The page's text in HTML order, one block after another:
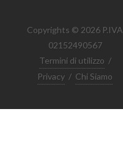
Copyrights © 2026 P.IVA
02152490567
Termini di utilizzo /
Privacy / Chi Siamo